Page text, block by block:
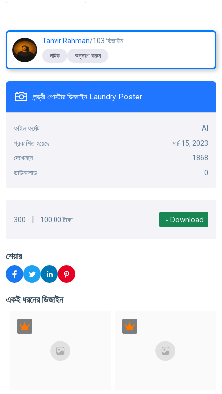
Tanvir Rahman/103 ডিজাইন
লাইক অনুসরণ করুন
লন্ড্রী পোস্টার ডিজাইন Laundry Poster
ফাইল ফর্মেট
AI
প্রকাশিত হয়েছে
মার্চ 15, 2023
দেখেছেন
1868
ডাউনলোড
0
300 | 100.00 টাকা Download
শেয়ার
একই ধরনের ডিজাইন